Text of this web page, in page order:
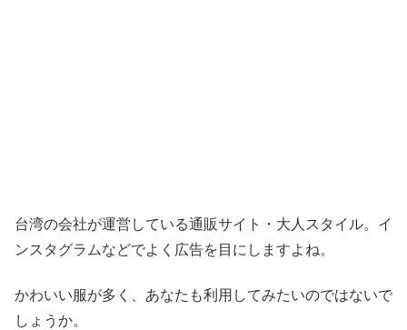
台湾の会社が運営している通販サイト・大人スタイル。イ
ンスタグラムなどでよく広告を目にしますよね。
かわいい服が多く、あなたも利用してみたいのではないで
しょうか。